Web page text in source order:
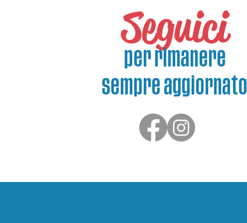
Seguici
per rimanere
sempre aggiornato